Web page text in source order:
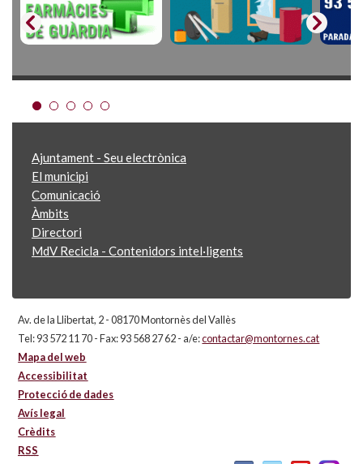
Ajuntament - Seu electrònica
El municipi
Comunicació
Àmbits
Directori
MdV Recicla - Contenidors intel·ligents
Av. de la Llibertat, 2 - 08170 Montornès del Vallès
Tel: 93 572 11 70 - Fax: 93 568 27 62 - a/e:contactar@montornes.cat
Mapa del web
Accessibilitat
Protecció de dades
Avís legal
Crèdits
RSS